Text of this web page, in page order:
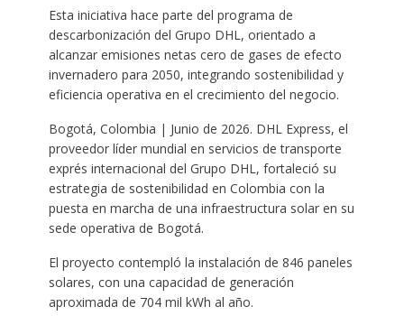
Esta iniciativa hace parte del programa de
descarbonización del Grupo DHL, orientado a
alcanzar emisiones netas cero de gases de efecto
invernadero para 2050, integrando sostenibilidad y
eficiencia operativa en el crecimiento del negocio.
Bogotá, Colombia | Junio de 2026. DHL Express, el
proveedor líder mundial en servicios de transporte
exprés internacional del Grupo DHL, fortaleció su
estrategia de sostenibilidad en Colombia con la
puesta en marcha de una infraestructura solar en su
sede operativa de Bogotá.
El proyecto contempló la instalación de 846 paneles
solares, con una capacidad de generación
aproximada de 704 mil kWh al año.